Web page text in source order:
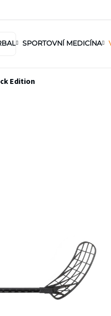
SPORTOVNÍ MEDICÍNA
Edition